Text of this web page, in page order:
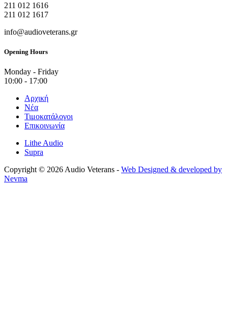
211 012 1616
211 012 1617
info@audioveterans.gr
Opening Hours
Monday - Friday
10:00 - 17:00
Αρχική
Νέα
Τιμοκατάλογοι
Επικοινωνία
Lithe Audio
Supra
Copyright © 2026 Audio Veterans - Web Designed & developed by
Nevma